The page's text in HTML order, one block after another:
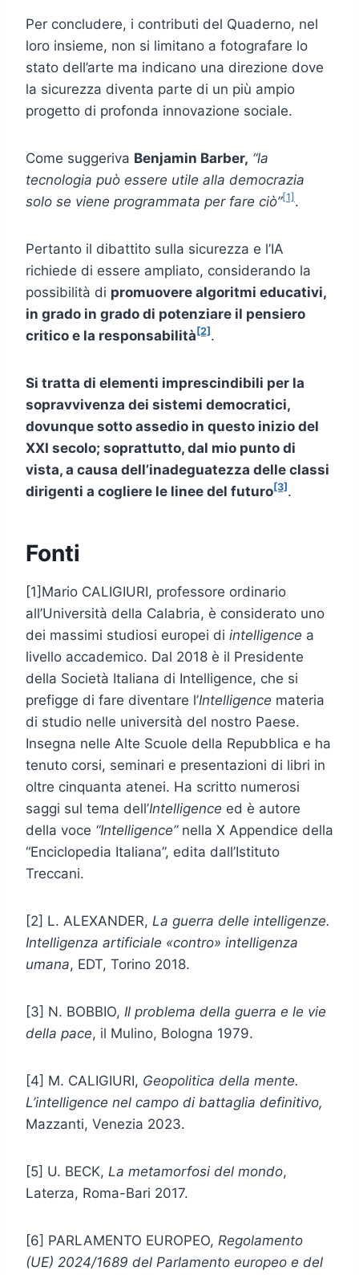
Per concludere, i contributi del Quaderno, nel
loro insieme, non si limitano a fotografare lo
stato dell’arte ma indicano una direzione dove
la sicurezza diventa parte di un più ampio
progetto di profonda innovazione sociale.
Come suggeriva Benjamin Barber, “la
tecnologia può essere utile alla democrazia
solo se viene programmata per fare ciò”[1] .
Pertanto il dibattito sulla sicurezza e l’IA
richiede di essere ampliato, considerando la
possibilità di promuovere algoritmi educativi,
in grado in grado di potenziare il pensiero
critico e la responsabilità [2] .
Si tratta di elementi imprescindibili per la
sopravvivenza dei sistemi democratici,
dovunque sotto assedio in questo inizio del
XXI secolo; soprattutto, dal mio punto di
vista, a causa dell’inadeguatezza delle classi
dirigenti a cogliere le linee del futuro [3] .
Fonti
[1]Mario CALIGIURI, professore ordinario
all’Università della Calabria, è considerato uno
dei massimi studiosi europei di intelligence a
livello accademico. Dal 2018 è il Presidente
della Società Italiana di Intelligence, che si
prefigge di fare diventare l’Intelligence materia
di studio nelle università del nostro Paese.
Insegna nelle Alte Scuole della Repubblica e ha
tenuto corsi, seminari e presentazioni di libri in
oltre cinquanta atenei. Ha scritto numerosi
saggi sul tema dell’Intelligence ed è autore
della voce “Intelligence”nella X Appendice della
“Enciclopedia Italiana”, edita dall’Istituto
Treccani.
[2] L. ALEXANDER, La guerra delle intelligenze.
Intelligenza artificiale «contro» intelligenza
umana, EDT, Torino 2018.
[3] N. BOBBIO, Il problema della guerra e le vie
della pace, il Mulino, Bologna 1979.
[4] M. CALIGIURI, Geopolitica della mente.
L’intelligence nel campo di battaglia definitivo,
Mazzanti, Venezia 2023.
[5] U. BECK, La metamorfosi del mondo,
Laterza, Roma-Bari 2017.
[6] PARLAMENTO EUROPEO, Regolamento
(UE) 2024/1689 del Parlamento europeo e del